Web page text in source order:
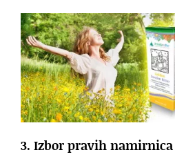
3. Izbor pravih namirnica